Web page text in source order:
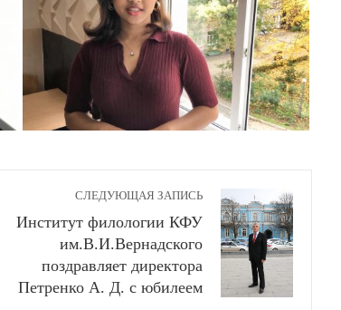
СЛЕДУЮЩАЯ ЗАПИСЬ
Институт филологии КФУ
им.В.И.Вернадского
поздравляет директора
Петренко А. Д. с юбилеем